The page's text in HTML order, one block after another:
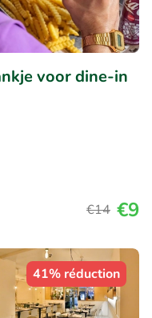
voor dine-in
€14 €9
41% réduction